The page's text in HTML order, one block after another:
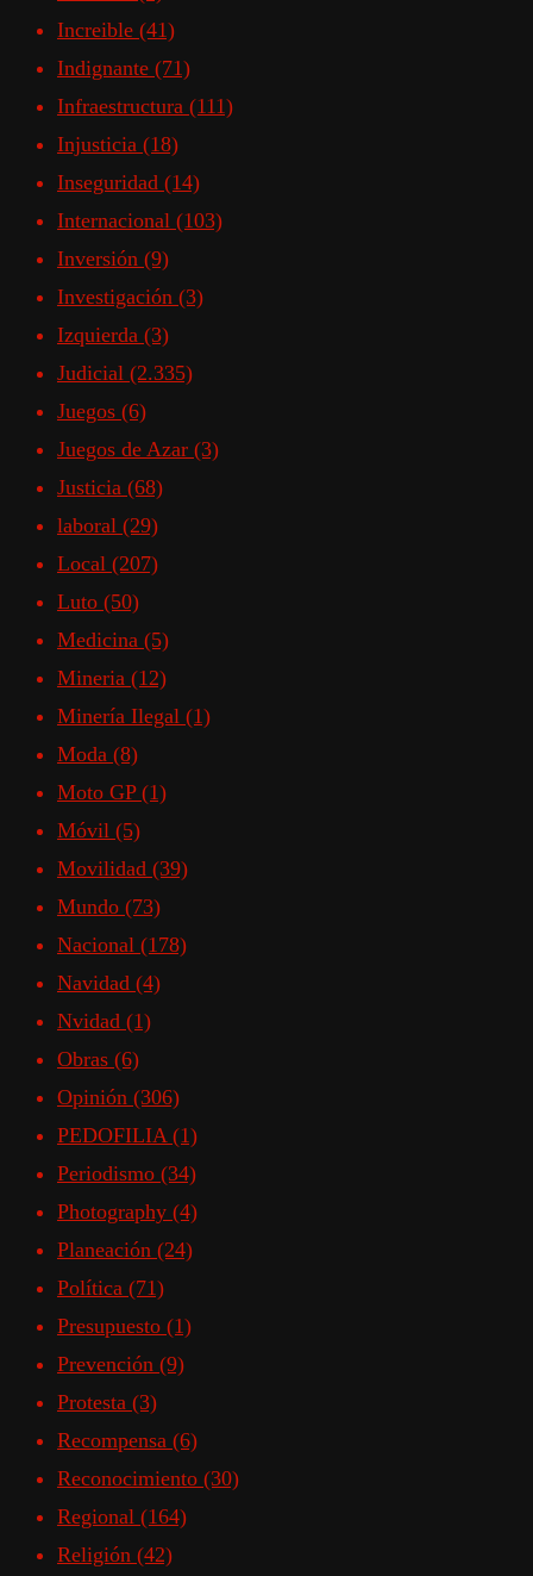
Increible (41)
Indignante (71)
Infraestructura (111)
Injusticia (18)
Inseguridad (14)
Internacional (103)
Inversión (9)
Investigación (3)
Izquierda (3)
Judicial (2.335)
Juegos (6)
Juegos de Azar (3)
Justicia (68)
laboral (29)
Local (207)
Luto (50)
Medicina (5)
Mineria (12)
Minería Ilegal (1)
Moda (8)
Moto GP (1)
Móvil (5)
Movilidad (39)
Mundo (73)
Nacional (178)
Navidad (4)
Nvidad (1)
Obras (6)
Opinión (306)
PEDOFILIA (1)
Periodismo (34)
Photography (4)
Planeación (24)
Política (71)
Presupuesto (1)
Prevención (9)
Protesta (3)
Recompensa (6)
Reconocimiento (30)
Regional (164)
Religión (42)